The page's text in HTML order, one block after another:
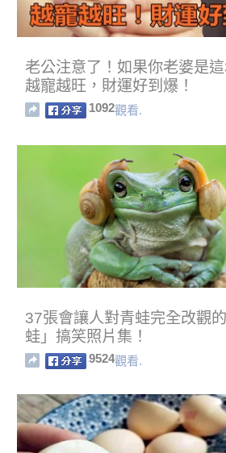
老公注意了！如果你老婆是這
越寵越旺，財運好到爆！
1092觀看.
37張會讓人對青蛙完全改觀
蛙」搞笑照片集！
9524觀看.